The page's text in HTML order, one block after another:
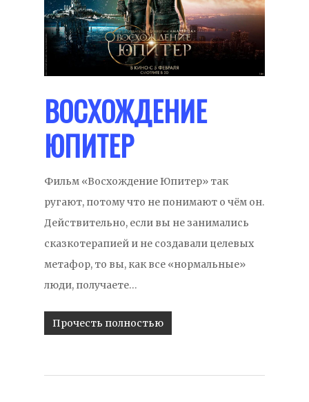
ВОСХОЖДЕНИЕ
ЮПИТЕР
Фильм «Восхождение Юпитер» так
ругают, потому что не понимают о чём он.
Действительно, если вы не занимались
сказкотерапией и не создавали целевых
метафор, то вы, как все «нормальные»
люди, получаете…
Прочесть полностью